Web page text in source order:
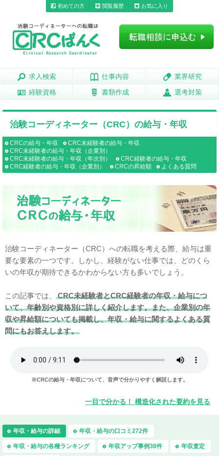
初めての方 閲覧履歴 お気に入り
求人検索
求人検索 仕事内容
仕事内容 業界研究
業界研究
経験資格
経験資格 書類作成
書類作成 選考対策
選考対策
治験コーディネーター（CRC）の給与・年収
CRCの給与・年収
CRC未経験者の給与・年収
CRC未経験者の給与・年収（企業別）
CRC未経験者の給与・年収（年次別）
CRC経験者の給与・年収
CRC経験者の給与・年収（企業別）
CRCの昇給額 よくある質問
治験コーディネーター（CRC）への転職を考える際、給与は重
要な要素の一つです。しかし、経験がない仕事では、どのくら
いの年収が期待できるかわからない方も多いでしょう。
この記事では、
CRC未経験者とCRC経験者の年収・給与につ
いて、年齢別や資格別に詳しく紹介します。また、企業別の年
収や昇給額についても掲載し、年収・給与に関するよくある質
問にもお答えします。
※CRCの給与・年収について、 音声で分かりやすく解説します。
一目で分かる！ 構造化された要約を見る
年収・給与の詳細 年収・給与の口コミ272件
年収・給与の各種ランキング 年収アップ事例38件 年収査定